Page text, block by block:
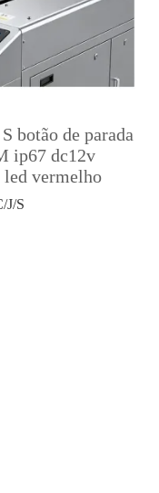
botão de parada
ip67 dc12v
vermelho
J/S